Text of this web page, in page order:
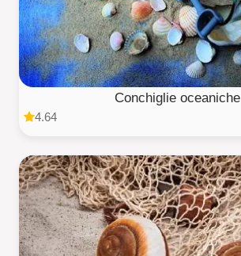
Conchiglie oceaniche
4.64